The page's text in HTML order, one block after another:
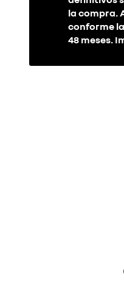
la compra.
conforme
48 meses.